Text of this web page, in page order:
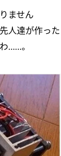
ません
人達が作った
……。